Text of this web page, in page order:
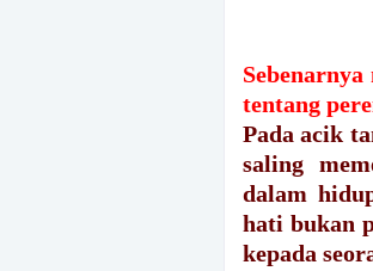
tentang
Pada acik
saling
dalam
hati bukan
kepada